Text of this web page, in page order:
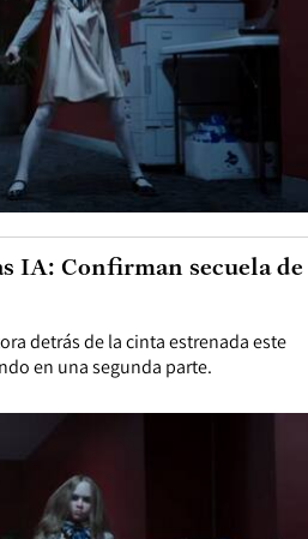
detrás de la cinta estrenada este
en una segunda parte.
IA: Confirman secuela de